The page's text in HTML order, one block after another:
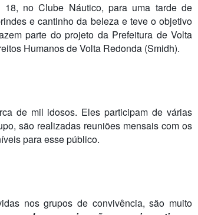
no Clube Náutico, para uma tarde de
e cantinho da beleza e teve o objetivo
parte do projeto da Prefeitura de Volta
Humanos de Volta Redonda (Smidh).
de mil idosos. Eles participam de várias
são realizadas reuniões mensais com os
para esse público.
nos grupos de convivência, são muito